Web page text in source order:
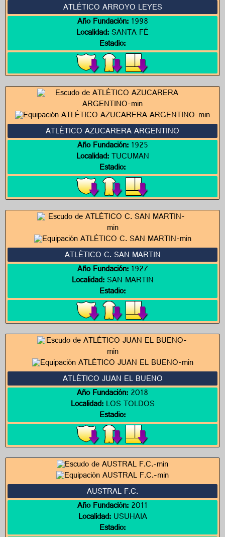
ATLÉTICO ARROYO LEYES
Año Fundación:1998
Localidad:SANTA FÉ
Estadio:
ATLÉTICO AZUCARERA ARGENTINO
Año Fundación:1925
Localidad:TUCUMAN
Estadio:
ATLÉTICO C. SAN MARTIN
Año Fundación:1927
Localidad:SAN MARTIN
Estadio:
ATLÉTICO JUAN EL BUENO
Año Fundación:2018
Localidad:LOS TOLDOS
Estadio:
AUSTRAL F.C.
Año Fundación:2011
Localidad:USUHAIA
Estadio: